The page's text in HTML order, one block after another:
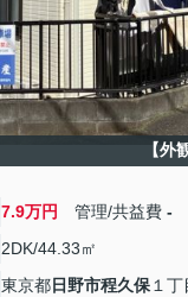
【外
7.9万円 管理/共益費 -
2DK/44.33㎡
東京都日野市程久保 １